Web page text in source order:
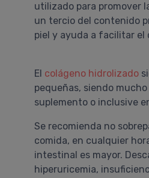
utilizado para promover
un tercio del contenido
piel y ayuda a facilitar el
El colágeno hidrolizado
pequeñas, siendo
suplemento o inclusive
Se recomienda no
comida, en cualquier
intestinal es mayor.
hiperuricemia,